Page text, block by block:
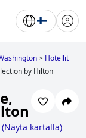
> Hotellit
by Hilton
(Näytä kartalla)